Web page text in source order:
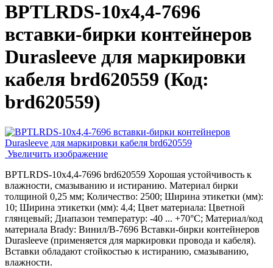
BPTLRDS-10x4,4-7696
вставки-бирки контейнеров
Durasleeve для маркировки
кабеля brd620559 (Код:
brd620559)
Увеличить изображение
BPTLRDS-10x4,4-7696 brd620559 Хорошая устойчивость к
влажности, смазыванию и истиранию. Материал бирки
толщиной 0,25 мм; Количество: 2500; Ширина этикетки (мм):
10; Ширина этикетки (мм): 4,4; Цвет материала: Цветной
глянцевый; Диапазон температур: -40 ... +70°С; Материал/код
материала Brady: Винил/В-7696 Вставки-бирки контейнеров
Durasleeve (применяется для маркировки провода и кабеля).
Вставки обладают стойкостью к истиранию, смазыванию,
влажности.